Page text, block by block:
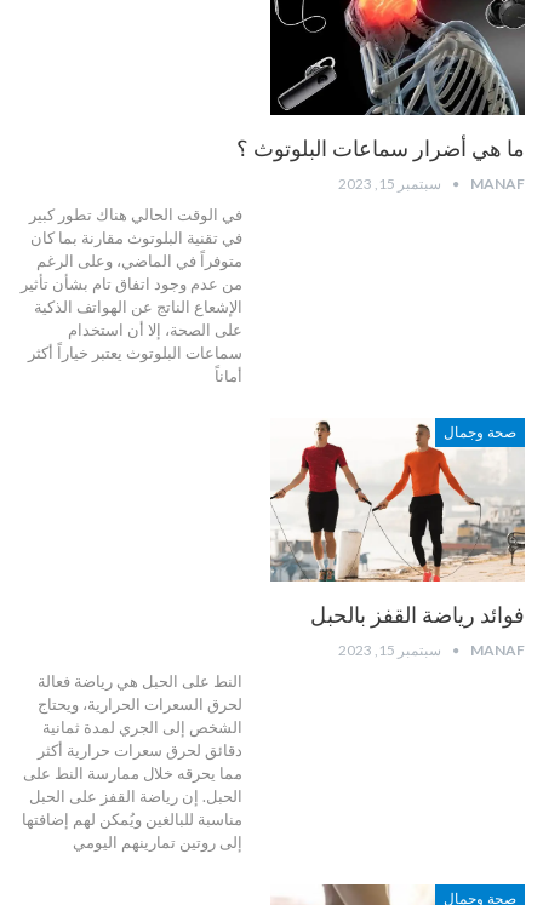
ما هي أضرار سماعات البلوتوث ؟
MANAF سبتمبر 15, 2023
في الوقت الحالي هناك تطور كبير
في تقنية البلوتوث مقارنة بما كان
متوفراً في الماضي، وعلى الرغم
من عدم وجود اتفاق تام بشأن تأثير
الإشعاع الناتج عن الهواتف الذكية
على الصحة، إلا أن استخدام
سماعات البلوتوث يعتبر خياراً أكثر
أماناً
صحة وجمال
فوائد رياضة القفز بالحبل
MANAF سبتمبر 15, 2023
النط على الحبل هي رياضة فعالة
لحرق السعرات الحرارية، ويحتاج
الشخص إلى الجري لمدة ثمانية
دقائق لحرق سعرات حرارية أكثر
مما يحرقه خلال ممارسة النط على
الحبل. إن رياضة القفز على الحبل
مناسبة للبالغين ويُمكن لهم إضافتها
إلى روتين تمارينهم اليومي
صحة وجمال